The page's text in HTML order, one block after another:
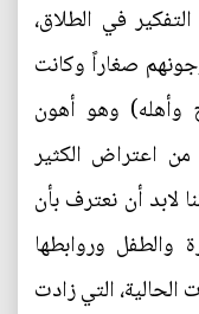
في الطلاق،
صغاراً وكانت
وأهله) وهو أهون
اعتراض الكثير
لابد أن نعترف بأن
وروابطها
التي زادت